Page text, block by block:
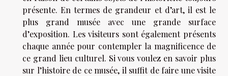
présente. En termes de grandeur et d’art, il est le
plus grand musée avec une grande surface
d’exposition. Les visiteurs sont également présents
chaque année pour contempler la magnificence de
ce grand lieu culturel. Si vous voulez en savoir plus
sur l’histoire de ce musée, il suffit de faire une visite